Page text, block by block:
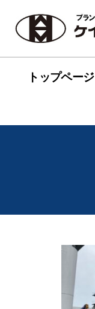
トップページ